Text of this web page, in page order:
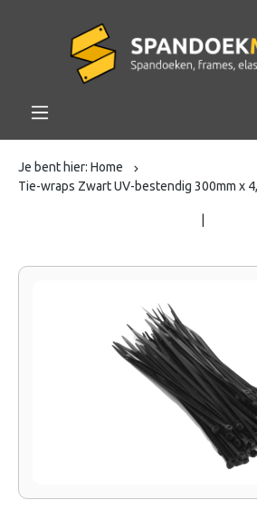
Je bent hier: Home
Tie-wraps Zwart UV-bestendig 300mm x